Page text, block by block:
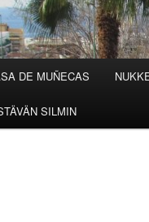
DE MUÑECAS
SILMIN